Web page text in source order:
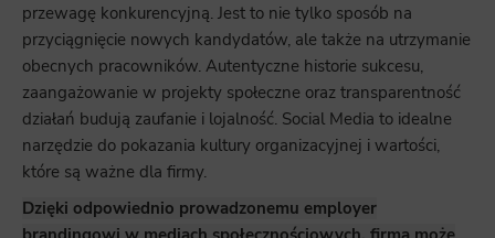
przewagę konkurencyjną. Jest to nie tylko sposób na
przyciągnięcie nowych kandydatów, ale także na utrzymanie
obecnych pracowników. Autentyczne historie sukcesu,
zaangażowanie w projekty społeczne oraz transparentność
działań budują zaufanie i lojalność. Social Media to idealne
narzędzie do pokazania kultury organizacyjnej i wartości,
które są ważne dla firmy.
Dzięki odpowiednio prowadzonemu employer